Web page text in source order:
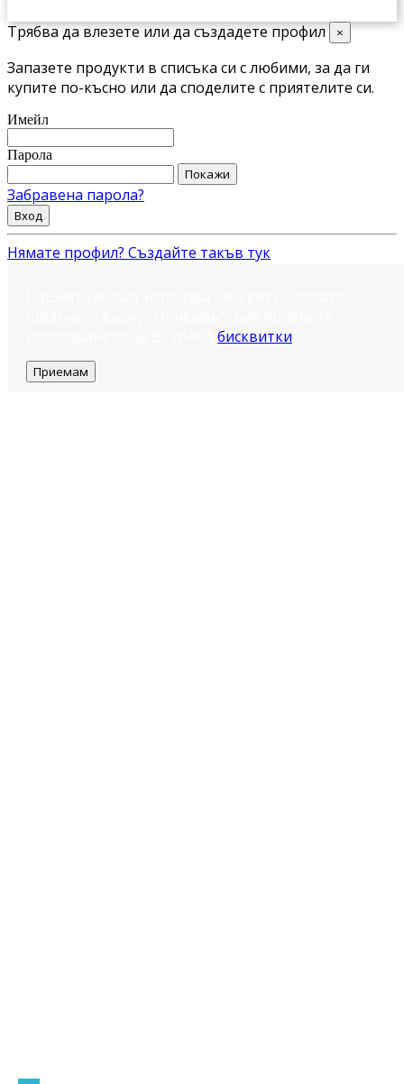
Трябва да влезете или да създадете профил ×
Запазете продукти в списъка си с любими, за да ги
купите по-късно или да споделите с приятелите си.
Имейл
Парола
Покажи
Забравена парола?
Вход
Нямате профил? Създайте такъв тук
бисквитки
Приемам